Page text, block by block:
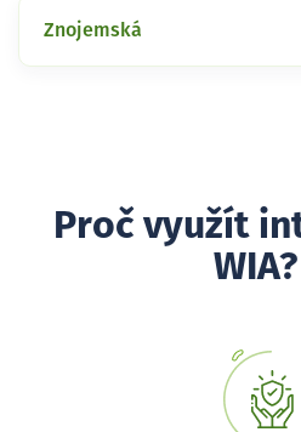
Znojemská
Proč využít
WIA?